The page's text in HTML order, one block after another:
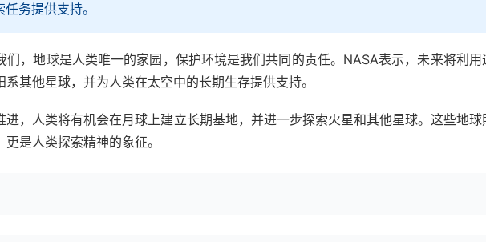
务提供支持。
们，地球是人类唯一的家园，保护环境是我们共同的责任。NASA表示，未来将利用
其他星球，并为人类在太空中的长期生存提供支持。
进，人类将有机会在月球上建立长期基地，并进一步探索火星和其他星球。这些地球
是人类探索精神的象征。